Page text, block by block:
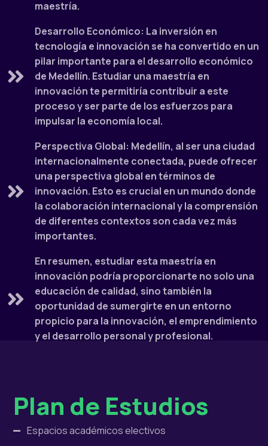
maestría.
Desarrollo Económico: La inversión en
tecnología e innovación se ha convertido en un
pilar importante para el desarrollo económico
de Medellín. Estudiar una maestría en
innovación te permitiría contribuir a este
proceso y ser parte de los esfuerzos para
impulsar la economía local.
Perspectiva Global: Medellín, al ser una ciudad
internacionalmente conectada, puede ofrecer
una perspectiva global en términos de
innovación. Esto es crucial en un mundo donde
la colaboración internacional y la comprensión
de diferentes contextos son cada vez más
importantes.
En resumen, estudiar esta maestría en
innovación podría proporcionarte no solo una
educación de calidad, sino también la
oportunidad de sumergirte en un entorno
propicio para la innovación, el emprendimiento
y el desarrollo personal y profesional.
Plan de Estudios
Espacios académicos electivos